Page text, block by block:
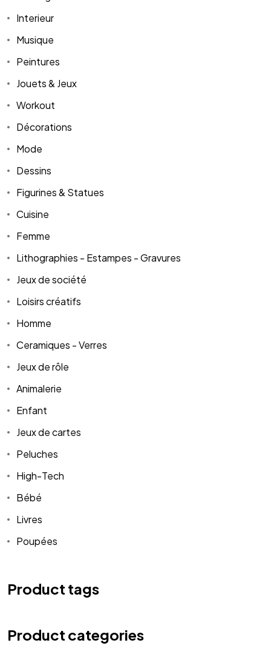
Interieur
Musique
Peintures
Jouets & Jeux
Workout
Décorations
Mode
Dessins
Figurines & Statues
Cuisine
Femme
Lithographies - Estampes - Gravures
Jeux de société
Loisirs créatifs
Homme
Ceramiques - Verres
Jeux de rôle
Animalerie
Enfant
Jeux de cartes
Peluches
High-Tech
Bébé
Livres
Poupées
Product tags
Product categories